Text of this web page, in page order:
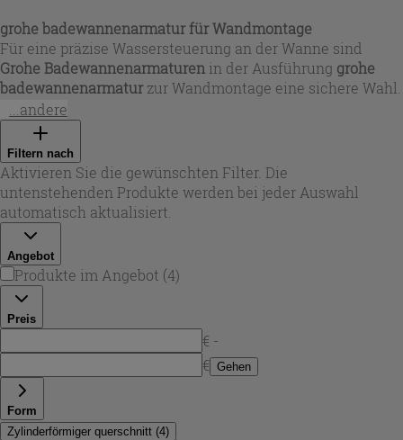
grohe badewannenarmatur für Wandmontage
Für eine präzise Wassersteuerung an der Wanne sind
Grohe Badewannenarmaturen in der Ausführung grohe
badewannenarmaturzur Wandmontage eine sichere Wahl.
Viele Modelle setzen auf einen zylinderförmigen Körper
aus massivem Messing und ein langlebiges Chrom-Finish,
das den Look im Bad dauerhaft frisch hält. Je nach
Ausführung profitieren Sie von Keramikkartusche,
Strahlregler für einen gleichmäßigen Wasserfluss sowie
optionalen Temperatur- und Durchflussbegrenzern. So
wird eine
...andere
Filtern nach
Aktivieren Sie die gewünschten Filter. Die
untenstehenden Produkte werden bei jeder Auswahl
automatisch aktualisiert.
Angebot
Produkte im Angebot (4)
Preis
€ -
€ Gehen
Form
Zylinderförmiger querschnitt (4)